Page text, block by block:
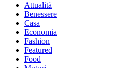
Attualità
Benessere
Casa
Economia
Fashion
Featured
Food